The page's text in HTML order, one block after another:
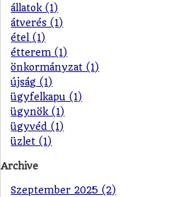
állatok (1)
átverés (1)
étel (1)
étterem (1)
önkormányzat (1)
újság (1)
ügyfelkapu (1)
ügynök (1)
ügyvéd (1)
üzlet (1)
Archive
Szeptember 2025 (2)